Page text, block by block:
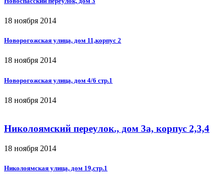
18 ноября 2014
Новорогожская улица, дом 11,корпус 2
18 ноября 2014
Новорогожская улица, дом 4/6 стр.1
18 ноября 2014
Николоямский переулок., дом 3а, корпус 2,3,4
18 ноября 2014
Николоямская улица, дом 19,стр.1